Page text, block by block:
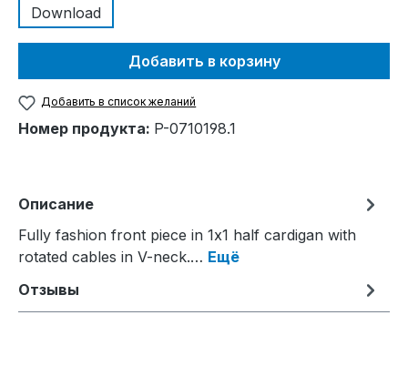
Download
Добавить в корзину
Добавить в список желаний
Номер продукта: P-0710198.1
Описание
Fully fashion front piece in 1x1 half cardigan with
rotated cables in V-neck.… Ещё
Отзывы